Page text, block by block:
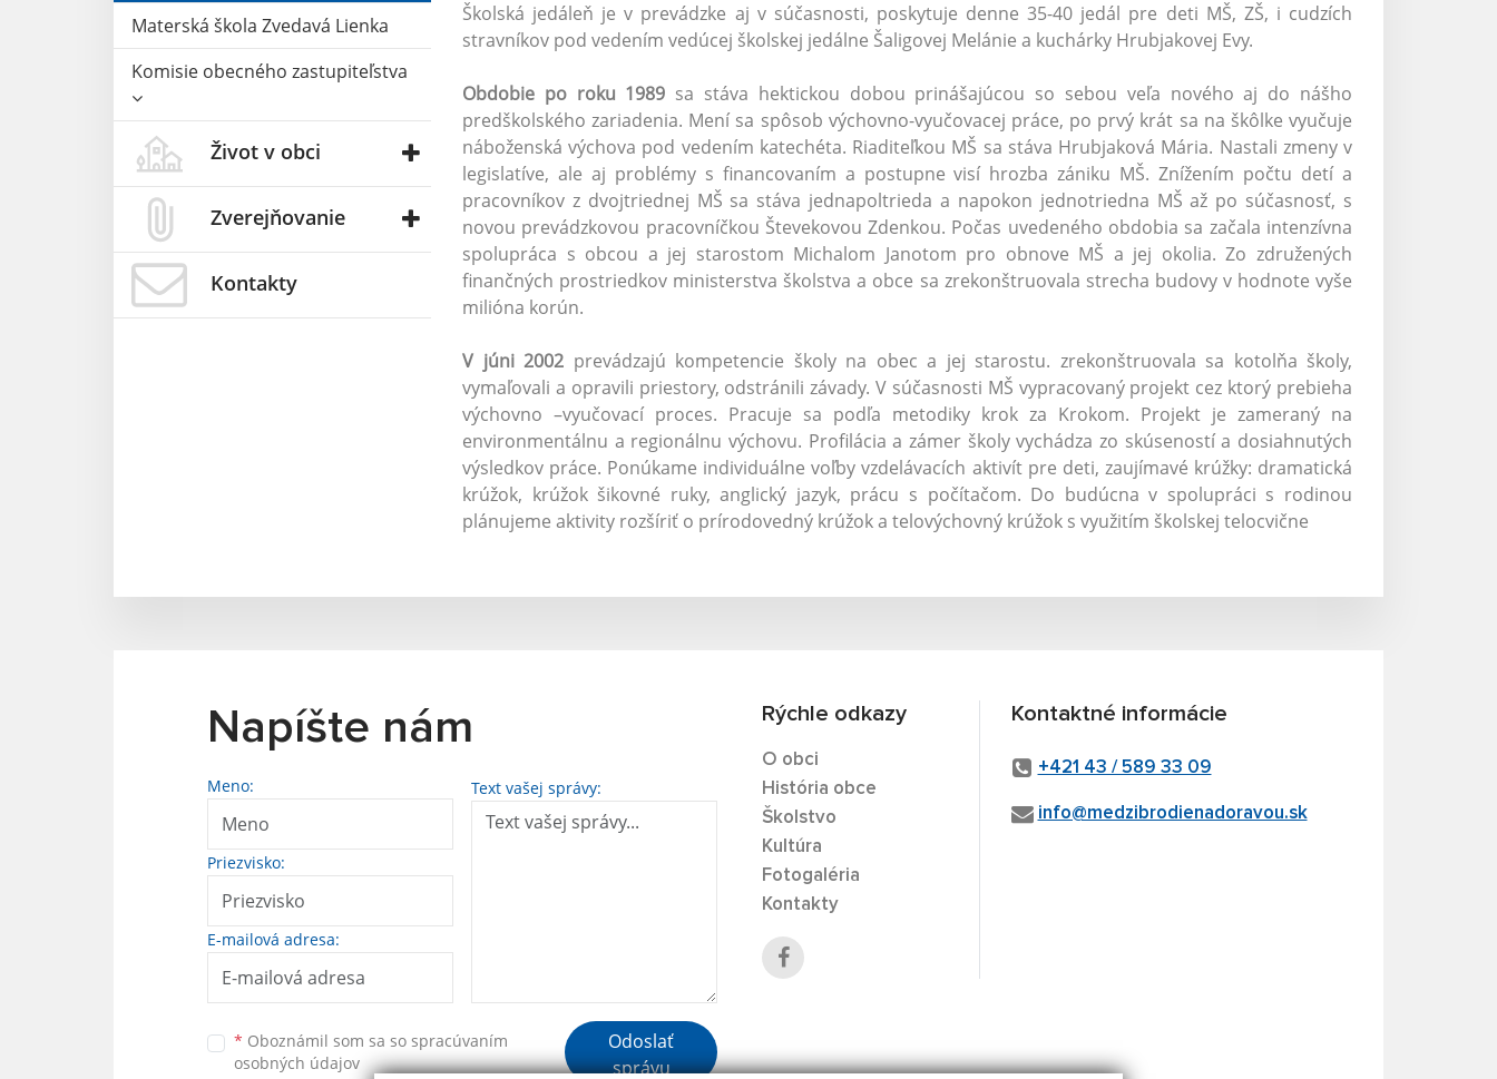
Materská škola Zvedavá Lienka
Komisie obecného zastupiteľstva
Život v obci
Zverejňovanie
Kontakty
Školská jedáleň je v prevádzke aj v súčasnosti, poskytuje denne 35-40 jedál pre deti MŠ, ZŠ, i cudzích
stravníkov pod vedením vedúcej školskej jedálne Šaligovej Melánie a kuchárky Hrubjakovej Evy.
Obdobie po roku 1989 sa stáva hektickou dobou prinášajúcou so sebou veľa nového aj do nášho
predškolského zariadenia. Mení sa spôsob výchovno-vyučovacej práce, po prvý krát sa na škôlke vyučuje
náboženská výchova pod vedením katechéta. Riaditeľkou MŠ sa stáva Hrubjaková Mária. Nastali zmeny v
legislatíve, ale aj problémy s financovaním a postupne visí hrozba zániku MŠ. Znížením počtu detí a
pracovníkov z dvojtriednej MŠ sa stáva jednapoltrieda a napokon jednotriedna MŠ až po súčasnosť, s
novou prevádzkovou pracovníčkou Števekovou Zdenkou. Počas uvedeného obdobia sa začala intenzívna
spolupráca s obcou a jej starostom Michalom Janotom pro obnove MŠ a jej okolia. Zo združených
finančných prostriedkov ministerstva školstva a obce sa zrekonštruovala strecha budovy v hodnote vyše
milióna korún.
V júni 2002 prevádzajú kompetencie školy na obec a jej starostu. zrekonštruovala sa kotolňa školy,
vymaľovali a opravili priestory, odstránili závady. V súčasnosti MŠ vypracovaný projekt cez ktorý prebieha
výchovno –vyučovací proces. Pracuje sa podľa metodiky krok za Krokom. Projekt je zameraný na
environmentálnu a regionálnu výchovu. Profilácia a zámer školy vychádza zo skúseností a dosiahnutých
výsledkov práce. Ponúkame individuálne voľby vzdelávacích aktivít pre deti, zaujímavé krúžky: dramatická
krúžok, krúžok šikovné ruky, anglický jazyk, prácu s počítačom. Do budúcna v spolupráci s rodinou
plánujeme aktivity rozšíriť o prírodovedný krúžok a telovýchovný krúžok s využitím školskej telocvične
Napíšte nám
Meno:
Priezvisko:
E-mailová adresa:
Text vašej správy:
* Oboznámil som sa so spracúvaním
osobných údajov
Odoslať
správu
Rýchle odkazy
O obci
História obce
Školstvo
Kultúra
Fotogaléria
Kontakty
Kontaktné informácie
+421 43 / 589 33 09
info@medzibrodienadoravou.sk